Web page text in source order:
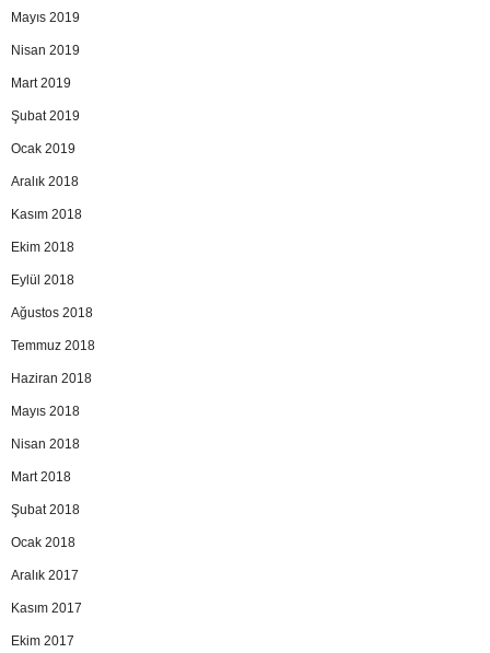
Mayıs 2019
Nisan 2019
Mart 2019
Şubat 2019
Ocak 2019
Aralık 2018
Kasım 2018
Ekim 2018
Eylül 2018
Ağustos 2018
Temmuz 2018
Haziran 2018
Mayıs 2018
Nisan 2018
Mart 2018
Şubat 2018
Ocak 2018
Aralık 2017
Kasım 2017
Ekim 2017